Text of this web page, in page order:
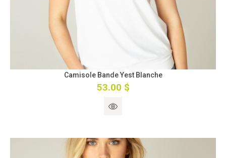
Camisole Bande Yest Blanche
53.00 $